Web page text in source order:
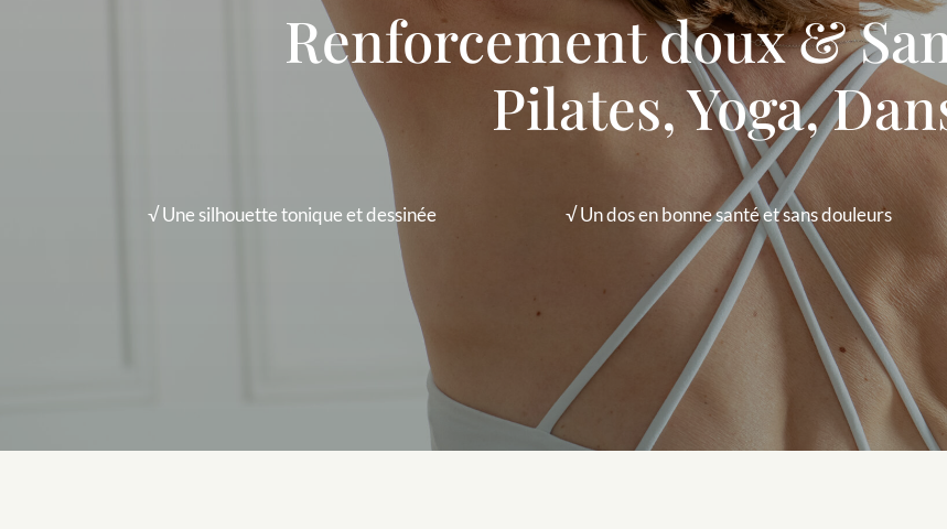
Renforcement doux &
Pilates, Yoga,
√ Une silhouette tonique et dessinée √ Un dos en bonne santé et sans douleurs